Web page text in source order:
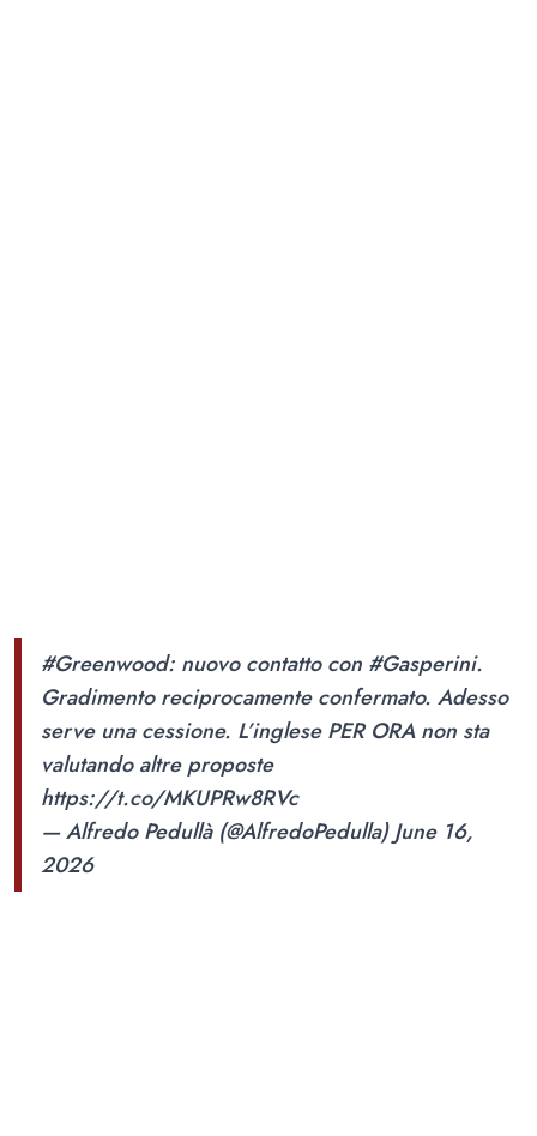
#Greenwood: nuovo contatto con #Gasperini.
Gradimento reciprocamente confermato. Adesso
serve una cessione. L’inglese PER ORA non sta
valutando altre proposte
https://t.co/MKUPRw8RVc
— Alfredo Pedullà (@AlfredoPedulla)June 16,
2026